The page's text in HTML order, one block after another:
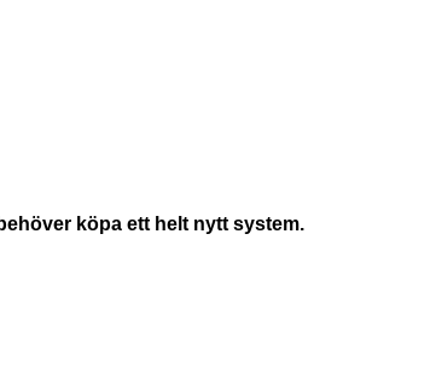
köpa ett helt nytt system.